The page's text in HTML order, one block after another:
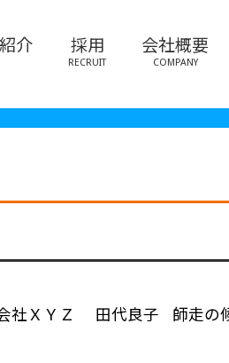
介 採用
RECRUIT
会社概要
COMPANY
社ＸＹＺ 田代良子 師走の